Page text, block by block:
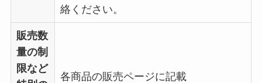
絡ください。
販売数
量の制
限など
各商品の販売ページに記載